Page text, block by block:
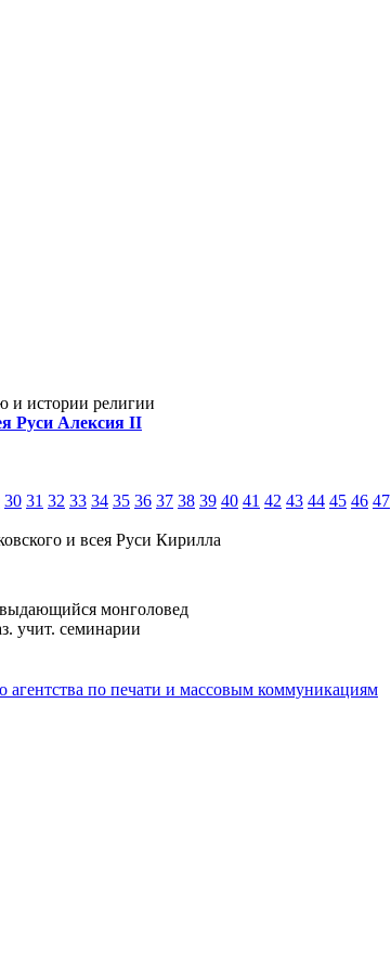
и истории религии
Руси Алексия II
30 31 32 33 34 35 36 37 38 39 40 41 42 43 44 45 46 47
и всея Руси Кирилла
монголовед
учит. семинарии
агентства по печати и массовым коммуникациям